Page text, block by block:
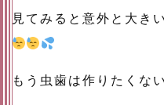
見てみると意外と大き
もう虫歯は作りたくな